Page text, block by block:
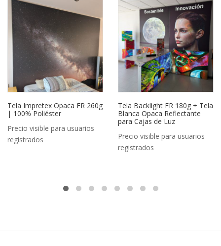
Tela Impretex Opaca FR 260g
| 100% Poliéster
Precio visible para usuarios
registrados
Tela Backlight FR 180g + Tela
Blanca Opaca Reflectante
para Cajas de Luz
Precio visible para usuarios
registrados